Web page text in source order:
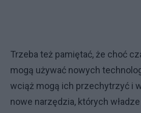
Trzeba też pamiętać, że choć
mogą używać nowych
wciąż mogą ich przechytrzyć i
nowe narzędzia, których